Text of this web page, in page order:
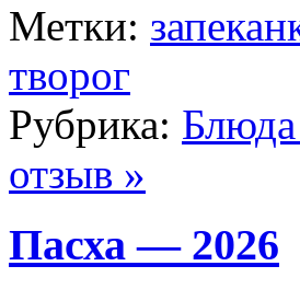
Метки:
творог
Рубрика: Блюда
отзыв »
Пасха — 2026